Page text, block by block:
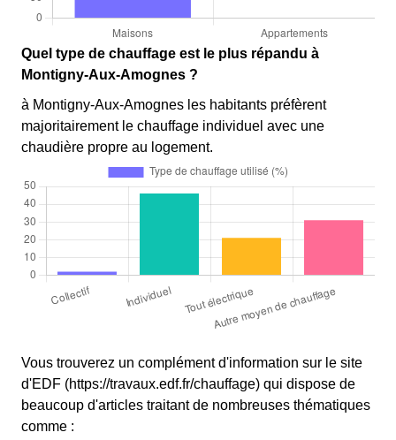
Quel type de chauffage est le plus répandu à
Montigny-Aux-Amognes ?
à Montigny-Aux-Amognes les habitants préfèrent
majoritairement le chauffage individuel avec une
chaudière propre au logement.
Vous trouverez un complément d'information sur le site
d'EDF (https://travaux.edf.fr/chauffage) qui dispose de
beaucoup d'articles traitant de nombreuses thématiques
comme :